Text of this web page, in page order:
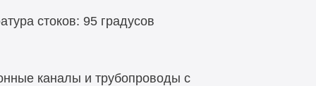
стоков: 95 градусов
каналы и трубопроводы с